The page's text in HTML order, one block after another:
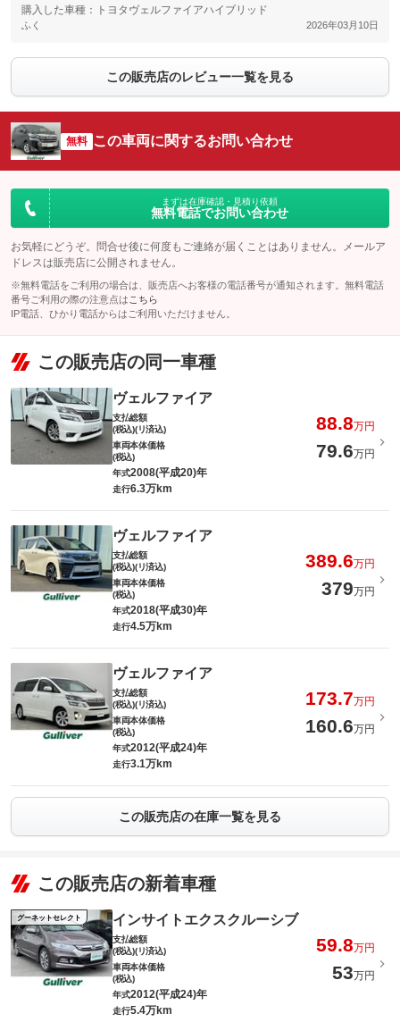
購入した車種：トヨタヴェルファイアハイブリッド
ふく 2026年03月10日
この販売店のレビュー一覧を見る
無料 この車両に関するお問い合わせ
まずは在庫確認・見積り依頼
無料電話でお問い合わせ
お気軽にどうぞ。問合せ後に何度もご連絡が届くことはありません。メールア
ドレスは販売店に公開されません。
※無料電話をご利用の場合は、販売店へお客様の電話番号が通知されます。無料電話
番号ご利用の際の注意点は こちら
IP電話、ひかり電話からはご利用いただけません。
この販売店の同一車種
ヴェルファイア
支払総額
(税込)(リ済込)
88.8万円
車両本体価格
(税込)
79.6万円
年式2008(平成20)年
走行6.3万km
ヴェルファイア
支払総額
(税込)(リ済込)
389.6万円
車両本体価格
(税込)
379万円
年式2018(平成30)年
走行4.5万km
ヴェルファイア
支払総額
(税込)(リ済込)
173.7万円
車両本体価格
(税込)
160.6万円
年式2012(平成24)年
走行3.1万km
この販売店の在庫一覧を見る
この販売店の新着車種
グーネットセレクト インサイトエクスクルーシブ
支払総額
(税込)(リ済込)
59.8万円
車両本体価格
(税込)
53万円
年式2012(平成24)年
走行5.4万km